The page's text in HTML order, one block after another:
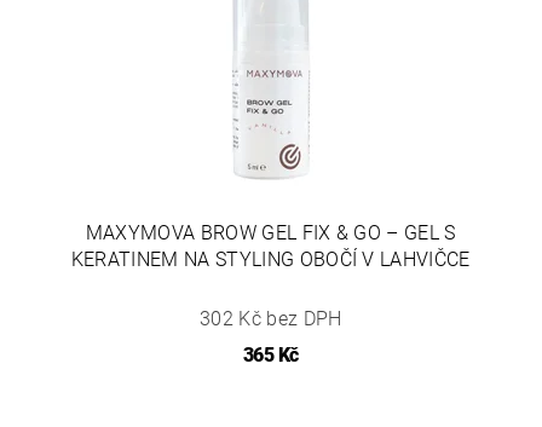
MAXYMOVA BROW GEL FIX & GO – GEL S
KERATINEM NA STYLING OBOČÍ V LAHVIČCE
302 Kč bez DPH
365 Kč